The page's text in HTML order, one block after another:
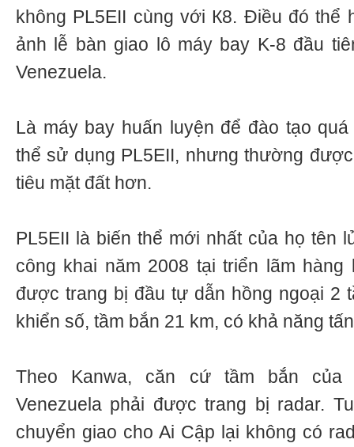
không PL5EII cùng với К8. Điều đó thể
ảnh lễ bàn giao lô máy bay K-8 đầu
Venezuela.
Là máy bay huấn luyện để đào tạo
thể sử dụng PL5EII, nhưng thường
tiêu mặt đất hơn.
PL5EII là biến thể mới nhất của họ tên
công khai năm 2008 tại triển lãm hàng
được trang bị đầu tự dẫn hồng ngoại 2
khiển số, tầm bắn 21 km, có khả năng
Theo Kanwa, căn cứ tầm bắn của
Venezuela phải được trang bị radar.
chuyển giao cho Ai Cập lại không có